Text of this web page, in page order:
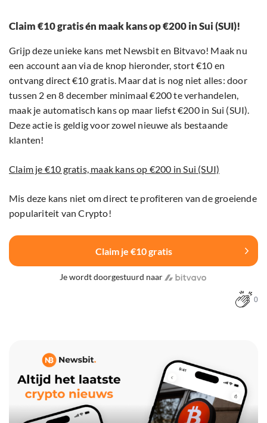
Claim €10 gratis én maak kans op €200 in Sui (SUI)!
Grijp deze unieke kans met Newsbit en Bitvavo! Maak nu
een account aan via de knop hieronder, stort €10 en
ontvang direct €10 gratis. Maar dat is nog niet alles: door
tussen 2 en 8 december minimaal €200 te verhandelen,
maak je automatisch kans op maar liefst €200 in Sui (SUI).
Deze actie is geldig voor zowel nieuwe als bestaande
klanten!
Claim je €10 gratis, maak kans op €200 in Sui (SUI)
Mis deze kans niet om direct te profiteren van de groeiende
populariteit van Crypto!
Claim je €10 gratis
Je wordt doorgestuurd naar
0